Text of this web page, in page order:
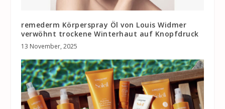
remederm Körperspray Öl von Louis Widmer
verwöhnt trockene Winterhaut auf Knopfdruck
13 November, 2025